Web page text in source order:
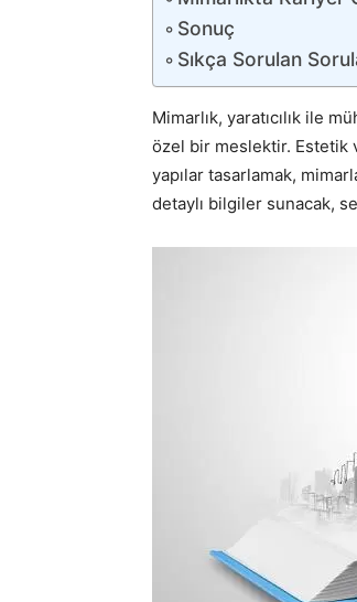
Sonuç
Sıkça Sorulan
Mimarlık, yaratıcılık ile
özel bir meslektir. Estetik
yapılar tasarlamak,
detaylı bilgiler sunacak,